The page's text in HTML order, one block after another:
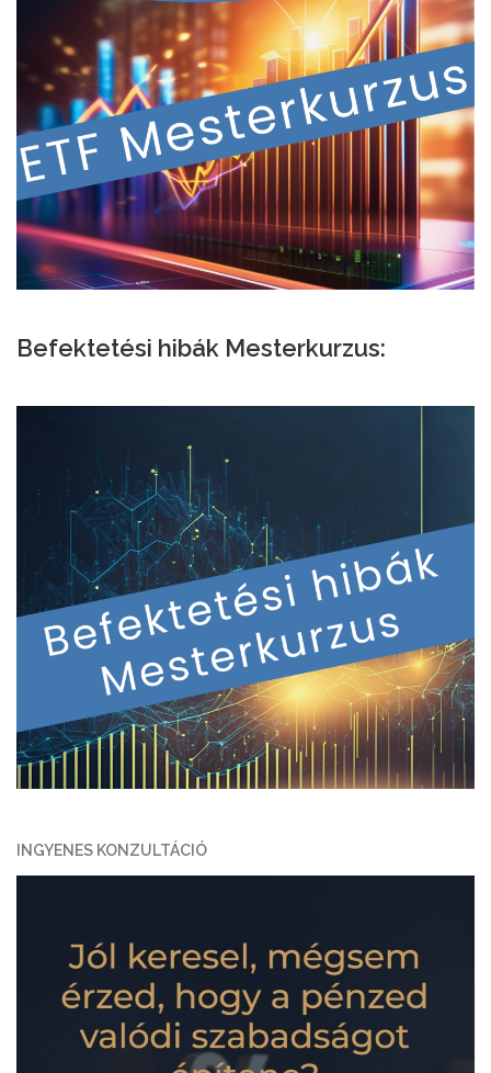
Befektetési hibák Mesterkurzus:
INGYENES KONZULTÁCIÓ